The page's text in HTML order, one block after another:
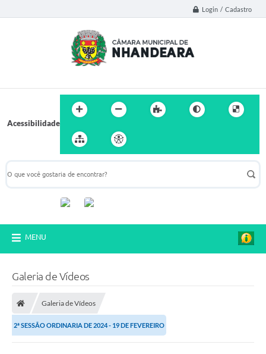
Login / Cadastro
Acessibilidade
MENU
Galeria de Vídeos
Galeria de Vídeos
2ª SESSÃO ORDINARIA DE 2024 - 19 DE FEVEREIRO